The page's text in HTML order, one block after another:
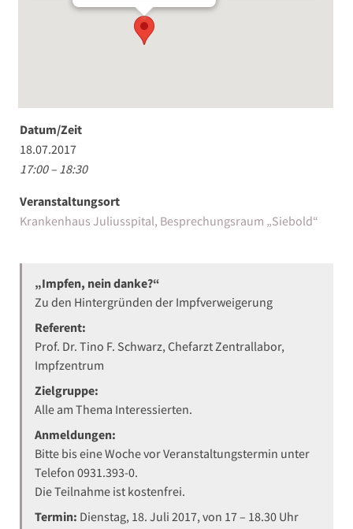
Datum/Zeit
18.07.2017
17:00 – 18:30
Veranstaltungsort
Krankenhaus Juliusspital, Besprechungsraum „Siebold“
„Impfen, nein danke?“
Zu den Hintergründen der Impfverweigerung
Referent:
Prof. Dr. Tino F. Schwarz, Chefarzt Zentrallabor,
Impfzentrum
Zielgruppe:
Alle am Thema Interessierten.
Anmeldungen:
Bitte bis eine Woche vor Veranstaltungstermin unter
Telefon 0931.393-0.
Die Teilnahme ist kostenfrei.
Termin: Dienstag, 18. Juli 2017, von 17 – 18.30 Uhr